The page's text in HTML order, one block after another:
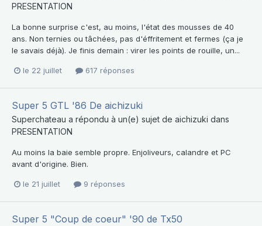
PRESENTATION
La bonne surprise c'est, au moins, l'état des mousses de 40
ans. Non ternies ou tâchées, pas d'éffritement et fermes (ça je
le savais déjà). Je finis demain : virer les points de rouille, un...
le 22 juillet 617 réponses
Super 5 GTL '86 De aichizuki
Superchateau a répondu à un(e) sujet de aichizuki dans
PRESENTATION
Au moins la baie semble propre. Enjoliveurs, calandre et PC
avant d'origine. Bien.
le 21 juillet 9 réponses
Super 5 "Coup de coeur" '90 de Tx50